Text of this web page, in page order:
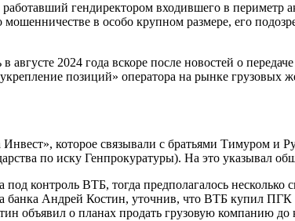
гендиректором входившего в периметр
в особо крупном размере, его
2024 года вскоре после новостей о
позиций» оператора на рынке грузовых
которое связывали с братьями Тимуром и
по иску Генпрокуратуры). На это указывал
контроль ВТБ, тогда предполагалось
банка Андрей Костин, уточнив, что ВТБ купил ПГК
объявил о планах продать грузовую компанию до